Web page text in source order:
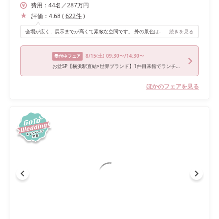
費用： 44名 ／287万円
評価： 4.68( 622件)
会場が広く、展示までが高くて素敵な空間です。 外の景色はみえないのが残念ですが、 大人数の披露宴を検討中の方はとても広くてかおススメです。 続きを見る
受付中フェア 8/15(土) 09:30〜/14:30〜
お盆SP【横浜駅直結×世界ブランド】1件目来館でランチ券プレゼント◇上質ホテル婚を体感する映像演出体験フェア
ほかのフェアを見る